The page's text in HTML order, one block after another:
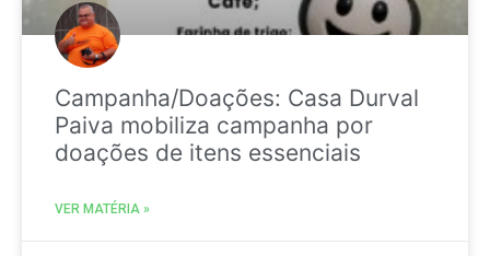
Campanha/Doações: Casa Durval
Paiva mobiliza campanha por
doações de itens essenciais
VER MATÉRIA »